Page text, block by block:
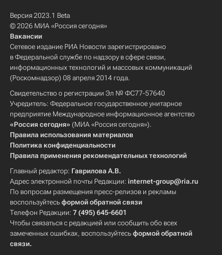
Версия 2023.1 Beta
© 2026 МИА «Россия сегодня»
Вакансии
Сетевое издание РИА Новости зарегистрировано
в Федеральной службе по надзору в сфере связи,
информационных технологий и массовых коммуникаций
(Роскомнадзор) 08 апреля 2014 года.
Свидетельство о регистрации Эл № ФС77-57640
Учредитель: Федеральное государственное унитарное
предприятие Международное информационное агентство
«Россия сегодня» (МИА «Россия сегодня»).
Правила использования материалов
Политика конфиденциальности
Правила применения рекомендательных технологий
Главный редактор: Гаврилова А.В.
Адрес электронной почты Редакции: internet-group@ria.ru
По вопросам размещения пресс-релизов и рекламы
воспользуйтесьформой обратной связи
Телефон Редакции: 7 (495) 645-6601
Чтобы связаться с редакцией или сообщить обо всех
замеченных ошибках, воспользуйтесьформой обратной
связи.